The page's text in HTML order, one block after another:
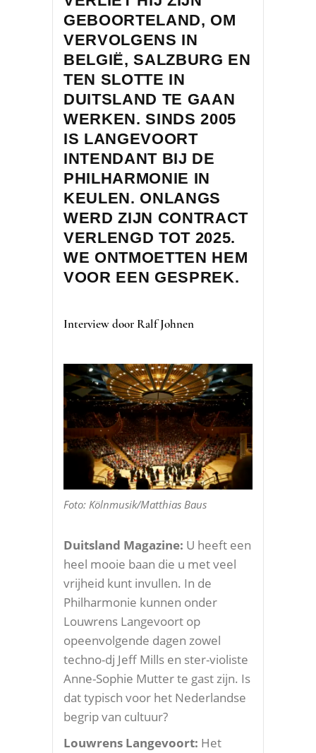
GEBOORTELAND, OM
VERVOLGENS IN
BELGIË, SALZBURG EN
TEN SLOTTE IN
DUITSLAND TE GAAN
WERKEN. SINDS 2005
IS LANGEVOORT
INTENDANT BIJ DE
PHILHARMONIE IN
KEULEN. ONLANGS
WERD ZIJN CONTRACT
VERLENGD TOT 2025.
WE ONTMOETTEN HEM
VOOR EEN GESPREK.
Interview door Ralf Johnen
Foto: Kölnmusik/Matthias Baus
Duitsland Magazine: U heeft een
heel mooie baan die u met veel
vrijheid kunt invullen. In de
Philharmonie kunnen onder
Louwrens Langevoort op
opeenvolgende dagen zowel
techno-dj Jeff Mills en ster-violiste
Anne-Sophie Mutter te gast zijn. Is
dat typisch voor het Nederlandse
begrip van cultuur?
Louwrens Langevoort: Het